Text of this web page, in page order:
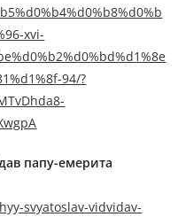
xvi-
94/?
папу-емерита
svyatoslav-vidvidav-